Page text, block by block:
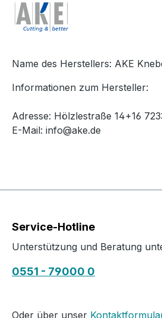
Name des Herstellers: AKE
Informationen zum Hersteller:
Adresse: Hölzlestraße 14+16
E-Mail: info@ake.de
Service-Hotline
Unterstützung und Beratung
0551 - 79000 0
Oder über unser